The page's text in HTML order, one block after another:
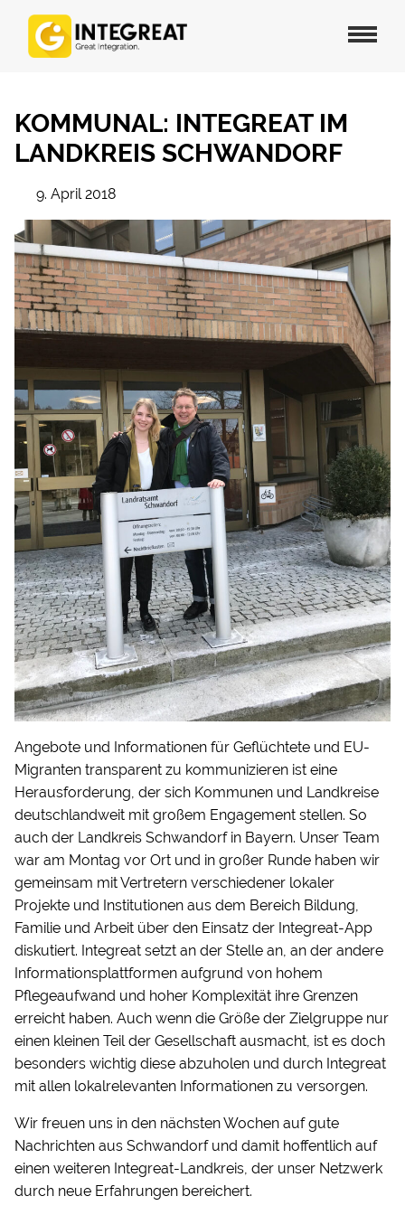
KOMMUNAL: INTEGREAT IM
LANDKREIS SCHWANDORF
9. April 2018
Angebote und Informationen für Geflüchtete und EU-
Migranten transparent zu kommunizieren ist eine
Herausforderung, der sich Kommunen und Landkreise
deutschlandweit mit großem Engagement stellen. So
auch der Landkreis Schwandorf in Bayern. Unser Team
war am Montag vor Ort und in großer Runde haben wir
gemeinsam mit Vertretern verschiedener lokaler
Projekte und Institutionen aus dem Bereich Bildung,
Familie und Arbeit über den Einsatz der Integreat-App
diskutiert. Integreat setzt an der Stelle an, an der andere
Informationsplattformen aufgrund von hohem
Pflegeaufwand und hoher Komplexität ihre Grenzen
erreicht haben. Auch wenn die Größe der Zielgruppe nur
einen kleinen Teil der Gesellschaft ausmacht, ist es doch
besonders wichtig diese abzuholen und durch Integreat
mit allen lokalrelevanten Informationen zu versorgen.
Wir freuen uns in den nächsten Wochen auf gute
Nachrichten aus Schwandorf und damit hoffentlich auf
einen weiteren Integreat-Landkreis, der unser Netzwerk
durch neue Erfahrungen bereichert.